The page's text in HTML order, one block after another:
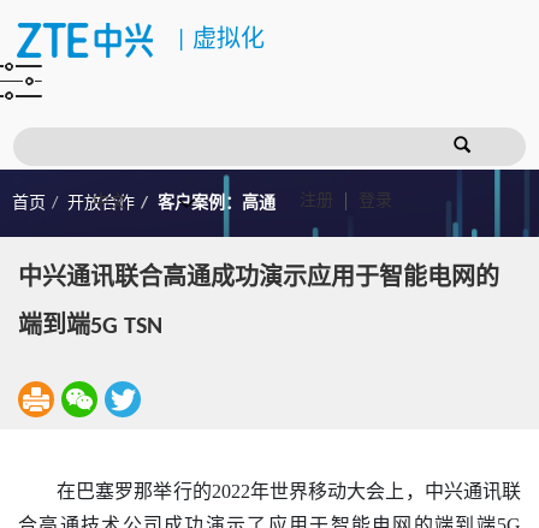
虚拟化
注册 登录
首页 开放合作 客户案例：高通
中兴通讯联合高通成功演示应用于智能电网的
端到端5G TSN
在巴塞罗那举行的2022年世界移动大会上，中兴通讯联